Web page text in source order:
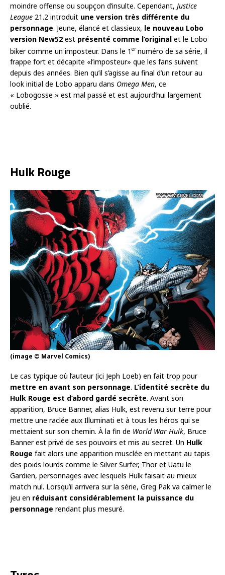
moindre offense ou soupçon d’insulte. Cependant, Justice
League 21.2 introduit une version très différente du
personnage. Jeune, élancé et classieux, le nouveau Lobo
version New52 est présenté comme l’original et le Lobo
biker comme un imposteur. Dans le 1 ernuméro de sa série, il
frappe fort et décapite «l’imposteur» que les fans suivent
depuis des années. Bien qu’il s’agisse au final d’un retour au
look initial de Lobo apparu dans Omega Men, ce
« Lobogosse » est mal passé et est aujourd’hui largement
oublié.
Hulk Rouge
(image © Marvel Comics)
Le cas typique où l’auteur (ici Jeph Loeb) en fait trop pour
mettre en avant son personnage. L’identité secrète du
Hulk Rouge est d’abord gardé secrète. Avant son
apparition, Bruce Banner, alias Hulk, est revenu sur terre pour
mettre une raclée aux Illuminati et à tous les héros qui se
mettaient sur son chemin. À la fin de World War Hulk, Bruce
Banner est privé de ses pouvoirs et mis au secret. Un Hulk
Rouge fait alors une apparition musclée en mettant au tapis
des poids lourds comme le Silver Surfer, Thor et Uatu le
Gardien, personnages avec lesquels Hulk faisait au mieux
match nul. Lorsqu’il arrivera sur la série, Greg Pak va calmer le
jeu en réduisant considérablement la puissance du
personnage rendant plus mesuré.